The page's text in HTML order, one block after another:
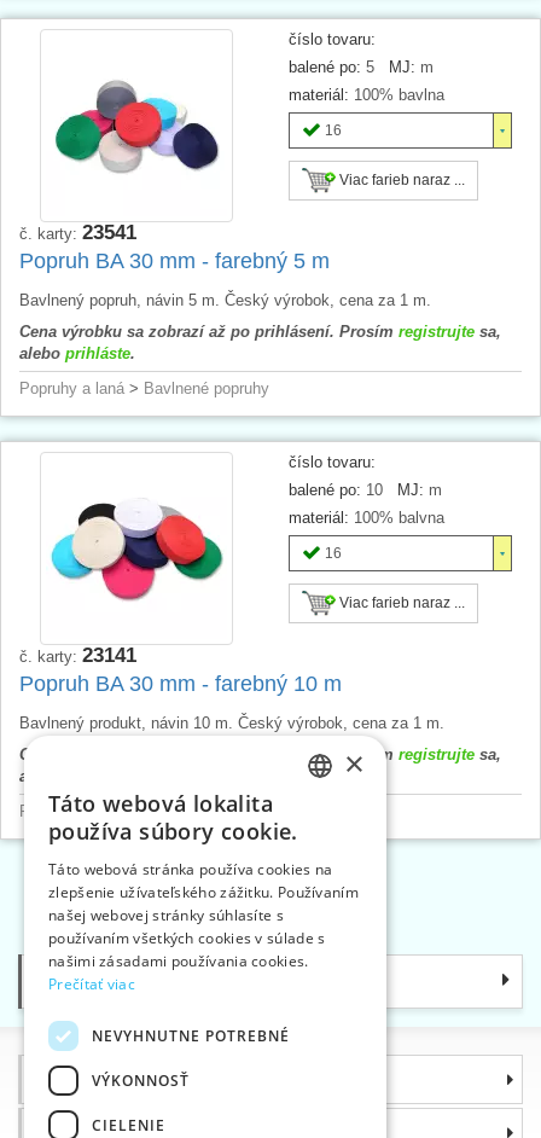
číslo tovaru:
balené po: 5 MJ: m
materiál: 100% bavlna
16
Viac farieb naraz ...
č. karty: 23541
Popruh BA 30 mm - farebný 5 m
Bavlnený popruh, návin 5 m. Český výrobok, cena za 1 m.
Cena výrobku sa zobrazí až po prihlásení. Prosím registrujte sa,
alebo prihláste.
Popruhy a laná > Bavlnené popruhy
číslo tovaru:
balené po: 10 MJ: m
materiál: 100% balvna
16
Viac farieb naraz ...
č. karty: 23141
Popruh BA 30 mm - farebný 10 m
Bavlnený produkt, návin 10 m. Český výrobok, cena za 1 m.
Cena výrobku sa zobrazí až po prihlásení. Prosím registrujte sa,
alebo
Popruhy a laná>Bavlnené popruhy
Kategórie
Informácie
Prečo si zvoliť práve nás
ENGLISH
GERMAN
×
Táto webová lokalita
používa súbory cookie.
Táto webová stránka používa cookies na
zlepšenie užívateľského zážitku. Používaním
našej webovej stránky súhlasíte s
používaním všetkých cookies v súlade s
našimi zásadami používania cookies.
Prečítať viac
NEVYHNUTNE POTREBNÉ
VÝKONNOSŤ
CIELENIE